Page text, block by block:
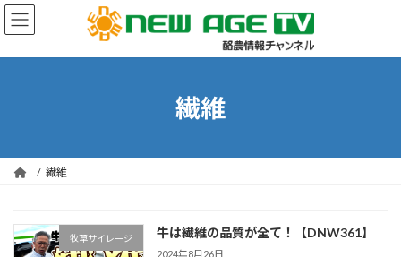
コ
ン
ン
ナ
ビ
ー
繊維
繊維
牧草サイレージ 牛は繊維の品質が全て！【DNW361】
2024年8月26日